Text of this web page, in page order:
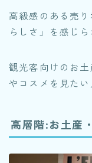
高級感のある売
らしさ」を感じ
観光客向けのお
やコスメを見た
高層階:お土産